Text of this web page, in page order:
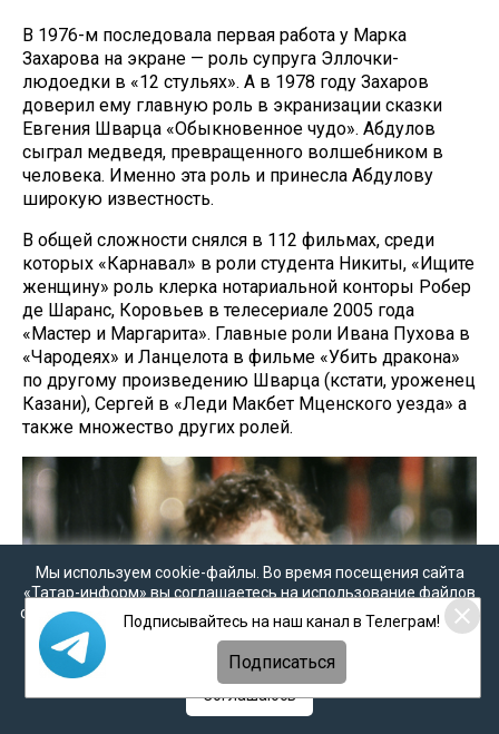
В 1976-м последовала первая работа у Марка
Захарова на экране — роль супруга Эллочки-
людоедки в «12 стульях». А в 1978 году Захаров
доверил ему главную роль в экранизации сказки
Евгения Шварца «Обыкновенное чудо». Абдулов
сыграл медведя, превращенного волшебником в
человека. Именно эта роль и принесла Абдулову
широкую известность.
В общей сложности снялся в 112 фильмах, среди
которых «Карнавал» в роли студента Никиты, «Ищите
женщину» роль клерка нотариальной конторы Робер
де Шаранс, Коровьев в телесериале 2005 года
«Мастер и Маргарита». Главные роли Ивана Пухова в
«Чародеях» и Ланцелота в фильме «Убить дракона»
по другому произведению Шварца (кстати, уроженец
Казани), Сергей в «Леди Макбет Мценского уезда» а
также множество других ролей.
Мы используем cookie-файлы. Во время посещения сайта
«Татар-информ» вы соглашаетесь на использование файлов
cookie в соответствии с настоящим уведомлением, согласием
наобработку персональных данных,Политикой о
персональных данных
Политикой конфиденциальности
Соглашаюсь
Подписывайтесь на наш канал в Телеграм!
Подписаться